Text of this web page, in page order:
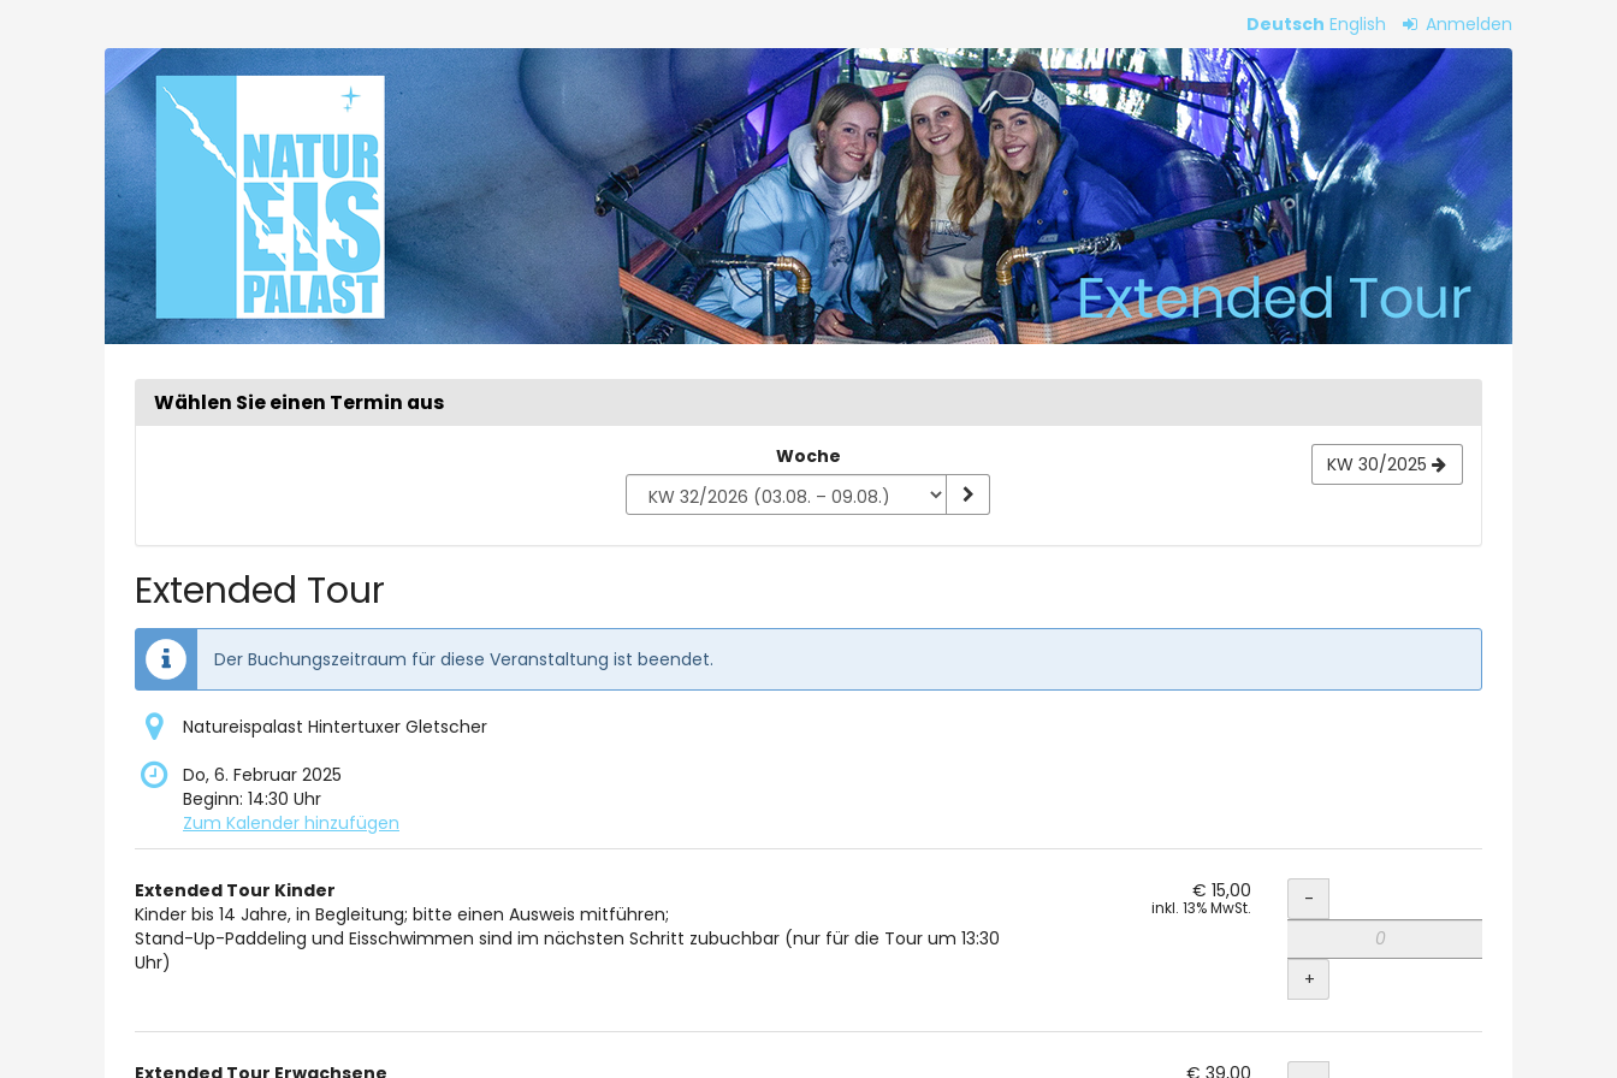
Deutsch English Anmelden
Extended
Tour
Wählen Sie einen Termin aus
Woche KW 30/2025
Extended Tour
Der Buchungszeitraum für diese Veranstaltung ist beendet.
Natureispalast Hintertuxer Gletscher
Do, 6. Februar 2025
Beginn: 14:30 Uhr
Zum Kalender hinzufügen
Produkte
Unkategorisierte
Produkte
Extended Tour Kinder
Kinder bis 14 Jahre, in Begleitung; bitte einen Ausweis mitführen;
Stand-Up-Paddeling und Eisschwimmen sind im nächsten Schritt zubuchbar (nur für die Tour um 13:30
Uhr)
€ 15,00
inkl. 13% MwSt. Menge
-
+